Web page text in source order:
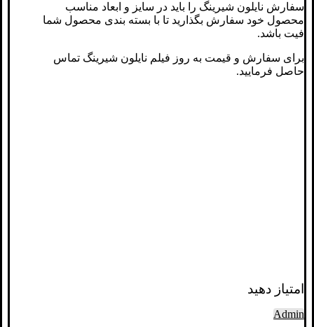
سفارش نایلون شیرینگ را باید در سایز و ابعاد مناسب
محصول خود سفارش بگذارید تا با بسته بندی محصول شما
فیت باشد.
برای سفارش و قیمت به روز فیلم نایلون شیرینگ تماس
حاصل فرمایید.
امتیاز دهید
Admin